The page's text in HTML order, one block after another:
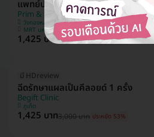
แพทย์ประเมิน 1 จุด
Prim & Co. Clinic (พริมแอนด์โค คลินิกเวช
วังทองหลาง
MRT มหาดไทย
1,425 บาท3,000 บาท ประหยัด 53%
มี HDreview
ฉีดรักษาแผลเป็นคีลอยด์ 1 ครั้ง
Begift Clinic
ภูเก็ต
1,425 บาท3,000 บาท ประหยัด 53%